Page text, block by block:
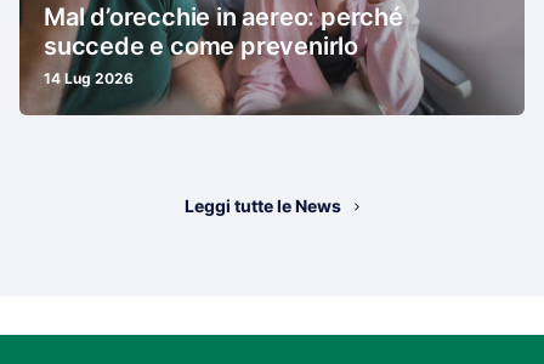
Mal d’orecchie in aereo: perché
succede e come prevenirlo
14 Lug 2026
Leggi tutte le News